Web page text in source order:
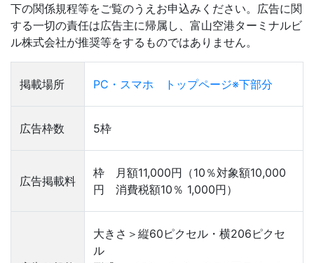
下の関係規程等をご覧のうえお申込みください。広告に関
する一切の責任は広告主に帰属し、富山空港ターミナルビ
ル株式会社が推奨等をするものではありません。
掲載場所 PC・スマホ トップページ※下部分
広告枠数 5枠
広告掲載料
枠 月額11,000円（10％対象額10,000
円 消費税額10％ 1,000円）
大きさ＞縦60ピクセル・横206ピクセ
ル